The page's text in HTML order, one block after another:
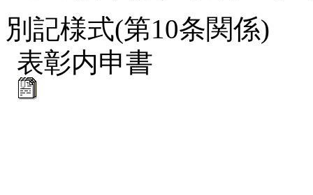
別記様式(第10条関係)
表彰内申書